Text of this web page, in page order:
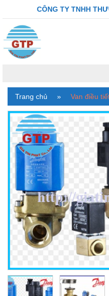
CÔNG TY TNHH
Trang chủ » Van điều